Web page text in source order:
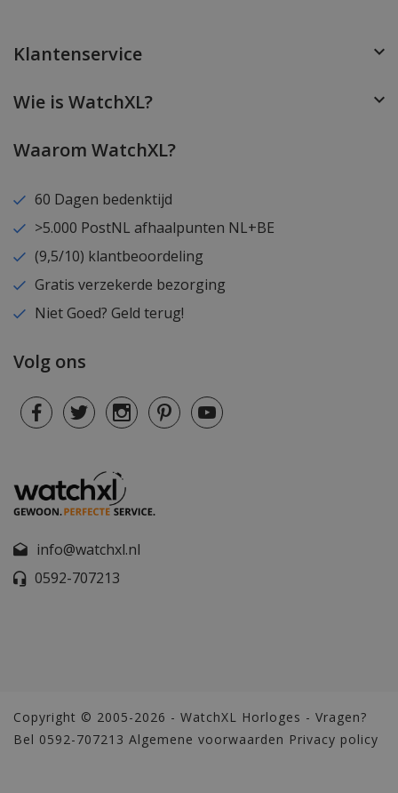
Klantenservice
Wie is WatchXL?
Waarom WatchXL?
60 Dagen bedenktijd
>5.000 PostNL afhaalpunten NL+BE
(9,5/10) klantbeoordeling
Gratis verzekerde bezorging
Niet Goed? Geld terug!
Volg ons
info@watchxl.nl
0592-707213
Copyright © 2005-2026 - WatchXL Horloges - Vragen?
Bel 0592-707213 Algemene voorwaarden Privacy policy